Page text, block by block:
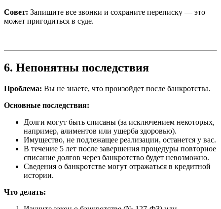
Совет: Запишите все звонки и сохраните переписку — это
может пригодиться в суде.
6. Непонятны последствия
Проблема: Вы не знаете, что произойдет после банкротства.
Основные последствия:
Долги могут быть списаны (за исключением некоторых,
например, алиментов или ущерба здоровью).
Имущество, не подлежащее реализации, останется у вас.
В течение 5 лет после завершения процедуры повторное
списание долгов через банкротство будет невозможно.
Сведения о банкротстве могут отражаться в кредитной
истории.
Что делать: